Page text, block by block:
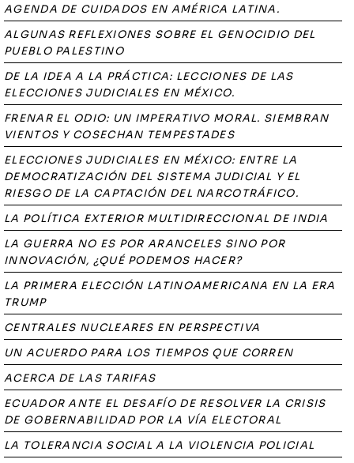
AGENDA DE CUIDADOS EN AMÉRICA LATINA.
ALGUNAS REFLEXIONES SOBRE EL GENOCIDIO DEL
PUEBLO PALESTINO
DE LA IDEA A LA PRÁCTICA: LECCIONES DE LAS
ELECCIONES JUDICIALES EN MÉXICO.
FRENAR EL ODIO: UN IMPERATIVO MORAL. SIEMBRAN
VIENTOS Y COSECHAN TEMPESTADES
ELECCIONES JUDICIALES EN MÉXICO: ENTRE LA
DEMOCRATIZACIÓN DEL SISTEMA JUDICIAL Y EL
RIESGO DE LA CAPTACIÓN DEL NARCOTRÁFICO.
LA POLÍTICA EXTERIOR MULTIDIRECCIONAL DE INDIA
LA GUERRA NO ES POR ARANCELES SINO POR
INNOVACIÓN, ¿QUÉ PODEMOS HACER?
LA PRIMERA ELECCIÓN LATINOAMERICANA EN LA ERA
TRUMP
CENTRALES NUCLEARES EN PERSPECTIVA
UN ACUERDO PARA LOS TIEMPOS QUE CORREN
ACERCA DE LAS TARIFAS
ECUADOR ANTE EL DESAFÍO DE RESOLVER LA CRISIS
DE GOBERNABILIDAD POR LA VÍA ELECTORAL
LA TOLERANCIA SOCIAL A LA VIOLENCIA POLICIAL